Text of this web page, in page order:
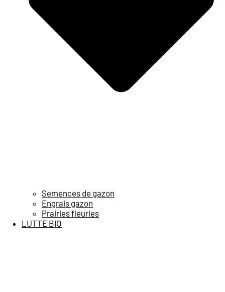
Semences de gazon
Engrais gazon
Prairies fleuries
LUTTE BIO